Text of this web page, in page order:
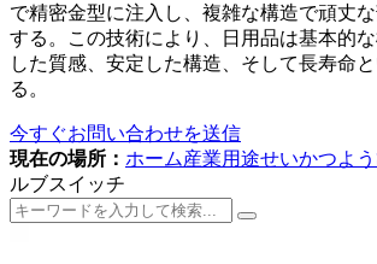
で精密金型に注入し、複雑な構造で頑丈
する。この技術により、日用品は基本的
した質感、安定した構造、そして長寿命
る。
今すぐお問い合わせを送信
現在の場所： ホーム産業用途せいかつよ
ルブスイッチ